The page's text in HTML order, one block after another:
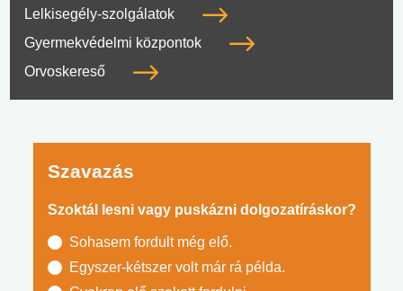
Lelkisegély-szolgálatok
Gyermekvédelmi központok
Orvoskereső
Szavazás
Szoktál lesni vagy puskázni dolgozatíráskor?
Sohasem fordult még elő.
Egyszer-kétszer volt már rá példa.